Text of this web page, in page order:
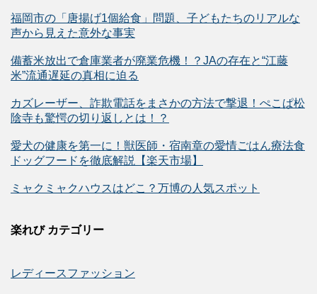
福岡市の「唐揚げ1個給食」問題、子どもたちのリアルな
声から見えた意外な事実
備蓄米放出で倉庫業者が廃業危機！？JAの存在と“江藤
米”流通遅延の真相に迫る
カズレーザー、詐欺電話をまさかの方法で撃退！ぺこぱ松
陰寺も驚愕の切り返しとは！？
愛犬の健康を第一に！獣医師・宿南章の愛情ごはん療法食
ドッグフードを徹底解説【楽天市場】
ミャクミャクハウスはどこ？万博の人気スポット
楽れび カテゴリー
レディースファッション